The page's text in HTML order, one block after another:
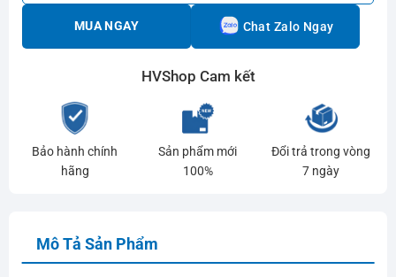
MUA NGAY Chat Zalo Ngay
HVShop Cam kết
Bảo hành chính
hãng
Sản phẩm mới
100%
Đổi trả trong vòng
7 ngày
Mô Tả Sản Phẩm